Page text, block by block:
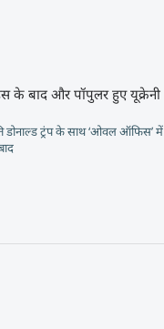
के बाद और पॉपुलर हुए यूक्रेनी
डोनाल्ड ट्रंप के साथ ‘ओवल ऑफिस’ में